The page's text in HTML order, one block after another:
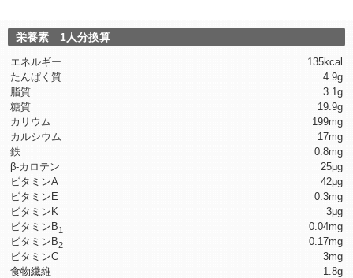
栄養素 1人分換算
エネルギー
135kcal
たんぱく質
4.9g
脂質
3.1g
糖質
19.9g
カリウム
199mg
カルシウム
17mg
鉄
0.8mg
β-カロテン
25μg
ビタミンA
42μg
ビタミンE
0.3mg
ビタミンK
3μg
ビタミンB1
0.04mg
ビタミンB2
0.17mg
ビタミンC
3mg
食物繊維
1.8g